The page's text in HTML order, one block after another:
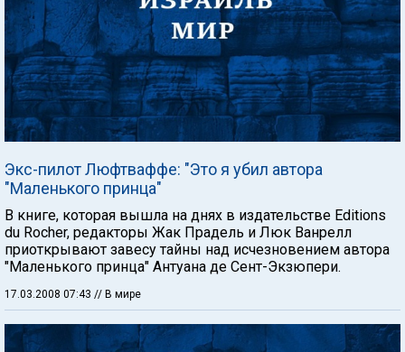
Экс-пилот Люфтваффе: "Это я убил автора
"Маленького принца"
В книге, которая вышла на днях в издательстве Editions
du Rocher, редакторы Жак Прадель и Люк Ванрелл
приоткрывают завесу тайны над исчезновением автора
"Маленького принца" Антуана де Сент-Экзюпери.
17.03.2008 07:43 // В мире